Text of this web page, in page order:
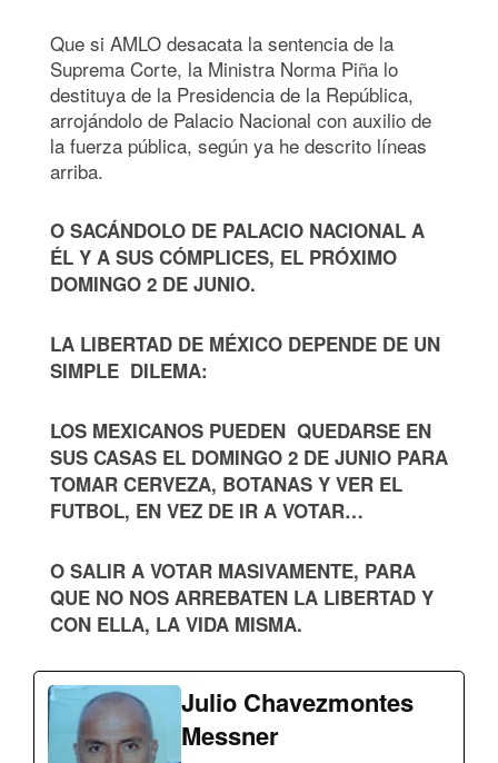
Que si AMLO desacata la sentencia de la
Suprema Corte, la Ministra Norma Piña lo
destituya de la Presidencia de la República,
arrojándolo de Palacio Nacional con auxilio de
la fuerza pública, según ya he descrito líneas
arriba.
O SACÁNDOLO DE PALACIO NACIONAL A
ÉL Y A SUS CÓMPLICES, EL PRÓXIMO
DOMINGO 2 DE JUNIO.
LA LIBERTAD DE MÉXICO DEPENDE DE UN
SIMPLE DILEMA:
LOS MEXICANOS PUEDEN QUEDARSE EN
SUS CASAS EL DOMINGO 2 DE JUNIO PARA
TOMAR CERVEZA, BOTANAS Y VER EL
FUTBOL, EN VEZ DE IR A VOTAR…
O SALIR A VOTAR MASIVAMENTE, PARA
QUE NO NOS ARREBATEN LA LIBERTAD Y
CON ELLA, LA VIDA MISMA.
Julio Chavezmontes
Messner